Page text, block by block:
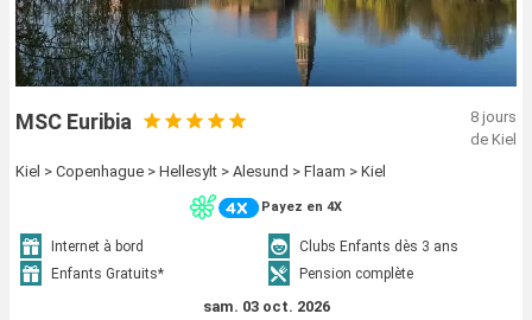
MSC Euribia
8 jours
de Kiel
Kiel > Copenhague > Hellesylt > Alesund > Flaam > Kiel
Payez en 4X
Internet à bord
Clubs Enfants dès 3 ans
Enfants Gratuits*
Pension complète
sam. 03 oct. 2026